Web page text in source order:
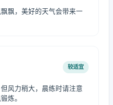
飘，美好的天气会带来一
较适宜
风力稍大，晨练时请注意
炼。